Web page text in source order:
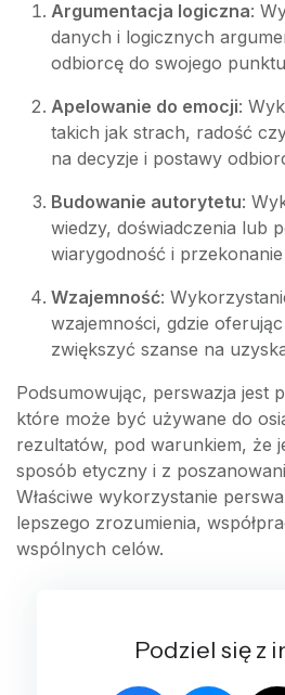
Argumentacja logiczna:
danych i logicznych
odbiorcę do swojego
Apelowanie do emocji:
takich jak strach, radość
na decyzje i postawy
Budowanie autorytetu:
wiedzy, doświadczenia lub
wiarygodność i
Wzajemność:
wzajemności, gdzie
zwiększyć szanse na
Podsumowując, perswazja jest
które może być używane do
rezultatów, pod warunkiem, że
sposób etyczny i z
Właściwe wykorzystanie
lepszego zrozumienia,
wspólnych celów.
Podziel się z